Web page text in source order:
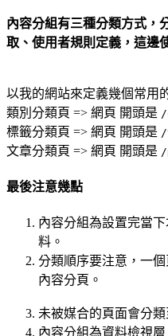
內容分組有三種分類方式，
取、使用者規則定義，這邊
以我的網站來定義幾個常用
類別分類頁 => 網頁 開頭是
標籤分類頁 => 網頁 開頭是
文章分類頁 => 網頁 開頭是
最後注意幾點
內容分組為設置完當
料。
分類順序要注意，一
內容分頁。
未被媒合的頁面會分類
內容分組為資料檢視